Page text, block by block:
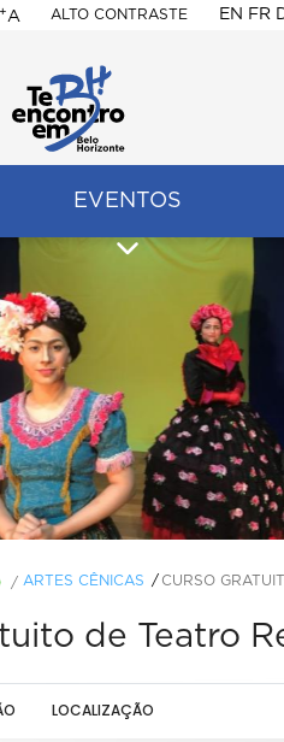
+A ALTO CONTRASTE EN FR
EVENTOS
/ ARTES CÊNICAS CURSO
de Teatro
LOCALIZAÇÃO